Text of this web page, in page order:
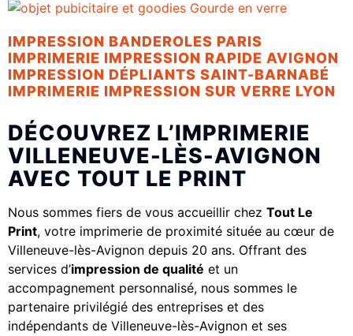
IMPRESSION BANDEROLES PARIS
IMPRIMERIE IMPRESSION RAPIDE AVIGNON
IMPRESSION DÉPLIANTS SAINT-BARNABÉ
IMPRIMERIE IMPRESSION SUR VERRE LYON
DÉCOUVREZ L’IMPRIMERIE
VILLENEUVE-LÈS-AVIGNON
AVEC TOUT LE PRINT
Nous sommes fiers de vous accueillir chez Tout Le
Print, votre imprimerie de proximité située au cœur de
Villeneuve-lès-Avignon depuis 20 ans. Offrant des
services d’impression de qualité et un
accompagnement personnalisé, nous sommes le
partenaire privilégié des entreprises et des
indépendants de Villeneuve-lès-Avignon et ses